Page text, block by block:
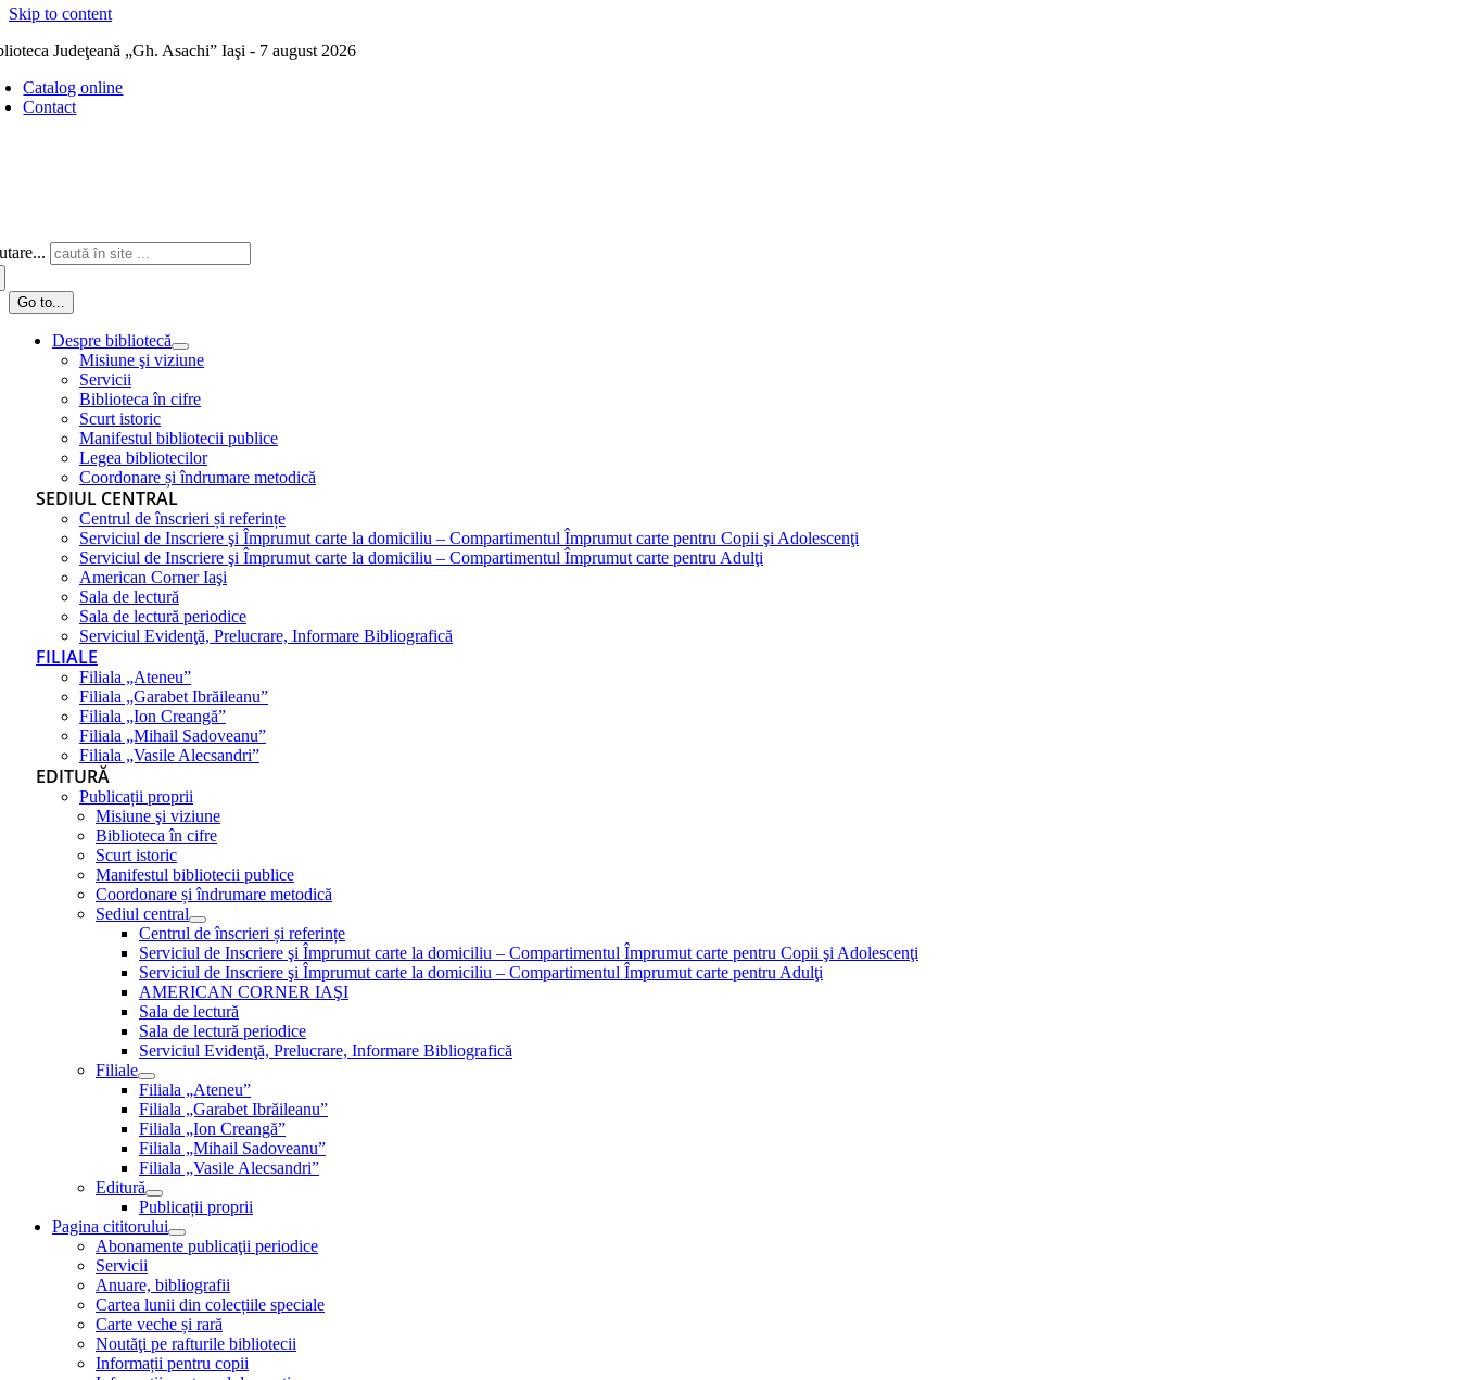
Skip to content
Judeţeană „Gh. Asachi” Iaşi - 7 august 2026
Catalog online
Contact
Go to...
Despre bibliotecă
Misiune şi viziune
Servicii
Biblioteca în cifre
Scurt istoric
Manifestul bibliotecii publice
Legea bibliotecilor
Coordonare și îndrumare metodică
SEDIUL CENTRAL
Centrul de înscrieri și referințe
Serviciul de Inscriere şi Împrumut carte la domiciliu – Compartimentul Împrumut carte pentru Copii şi Adolescenţi
Serviciul de Inscriere şi Împrumut carte la domiciliu – Compartimentul Împrumut carte pentru Adulţi
American Corner Iaşi
Sala de lectură
Sala de lectură periodice
Serviciul Evidenţă, Prelucrare, Informare Bibliografică
FILIALE
Filiala „Ateneu”
Filiala „Garabet Ibrăileanu”
Filiala „Ion Creangă”
Filiala „Mihail Sadoveanu”
Filiala „Vasile Alecsandri”
EDITURĂ
Publicații proprii
Misiune şi viziune
Biblioteca în cifre
Scurt istoric
Manifestul bibliotecii publice
Coordonare și îndrumare metodică
Sediul central
Centrul de înscrieri și referințe
Serviciul de Inscriere şi Împrumut carte la domiciliu – Compartimentul Împrumut carte pentru Copii şi Adolescenţi
Serviciul de Inscriere şi Împrumut carte la domiciliu – Compartimentul Împrumut carte pentru Adulţi
AMERICAN CORNER IAŞI
Sala de lectură
Sala de lectură periodice
Serviciul Evidenţă, Prelucrare, Informare Bibliografică
Filiale
Filiala „Ateneu”
Filiala „Garabet Ibrăileanu”
Filiala „Ion Creangă”
Filiala „Mihail Sadoveanu”
Filiala „Vasile Alecsandri”
Editură
Publicații proprii
Pagina cititorului
Abonamente publicaţii periodice
Servicii
Anuare, bibliografii
Cartea lunii din colecțiile speciale
Carte veche și rară
Noutăţi pe rafturile bibliotecii
Informații pentru copii